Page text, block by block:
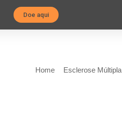
Doe aqui
Home Esclerose Múltipla